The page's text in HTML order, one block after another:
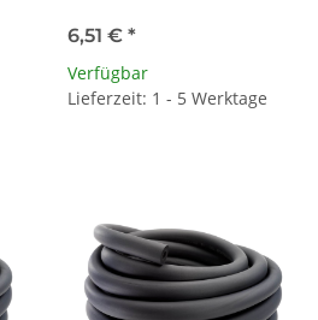
6,51 € *
Verfügbar
Lieferzeit: 1 - 5 Werktage